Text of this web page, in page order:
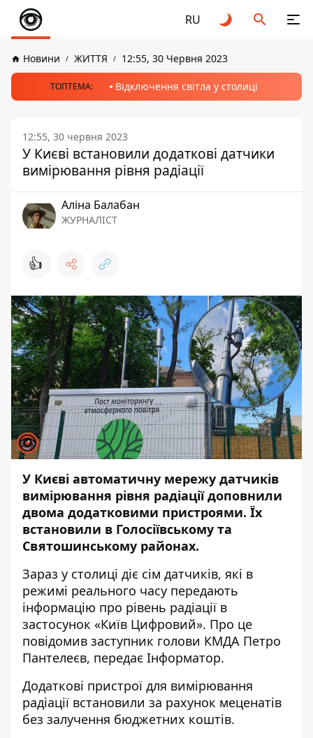
RU
Новини ЖИТТЯ 12:55, 30 Червня 2023
ТОПТЕМА: Відключення світла у столиці
12:55, 30 червня 2023
У Києві встановили додаткові датчики
вимірювання рівня радіації
Аліна Балабан
ЖУРНАЛІСТ
👍
У Києві автоматичну мережу датчиків
вимірювання рівня радіації доповнили
двома додатковими пристроями. Їх
встановили в Голосіївському та
Святошинському районах.
Зараз у столиці діє сім датчиків, які в
режимі реального часу передають
інформацію про рівень радіації в
застосунок «Київ Цифровий». Про це
повідомив заступник голови КМДА Петро
Пантелеєв, передає Інформатор.
Додаткові пристрої для вимірювання
радіації встановили за рахунок меценатів
без залучення бюджетних коштів.